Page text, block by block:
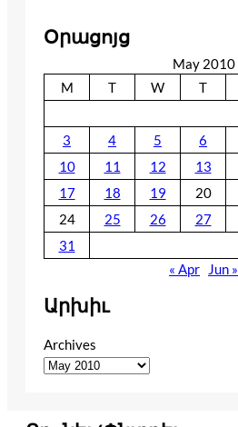
Օրացոյց
May 2010
M
T W T
3
4 5 6
10
11 12 13
17
18 19 20
24
25 26 27
31
« Apr
Jun »
Արխիւ
Archives